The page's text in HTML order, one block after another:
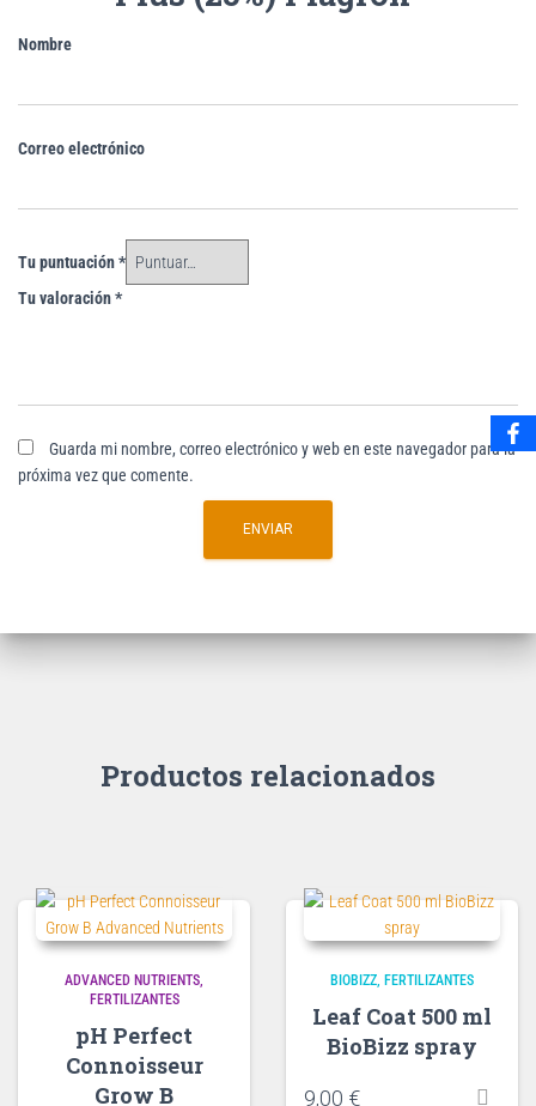
Nombre
Correo electrónico
Tu puntuación*
Tu valoración*
Guarda mi nombre, correo electrónico y web en este navegador para la
próxima vez que comente.
Productos relacionados
ADVANCED NUTRIENTS
FERTILIZANTES
pH Perfect
Connoisseur
Grow B
BIOBIZZ FERTILIZANTES
Leaf Coat 500 ml
BioBizz spray
9,00 €